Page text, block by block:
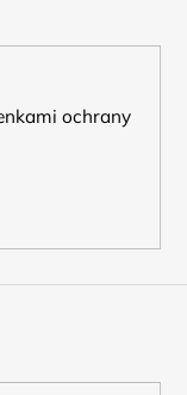
ochrany